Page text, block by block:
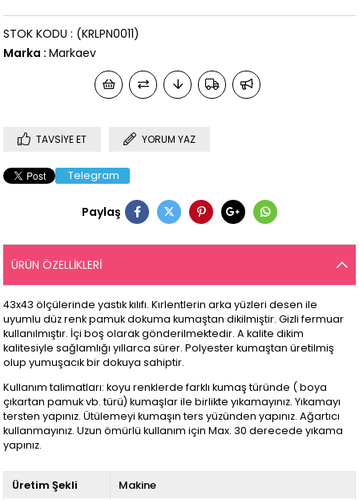
(KRLPN0011)
STOK KODU
Marka : Markaev
TAVSIYE ET YORUM YAZ
Telegram
Paylaş
ÜRÜN ÖZELLIKLERI
43x43 ölçülerinde yastık kılıfı. Kırlentlerin arka yüzleri desen ile
uyumlu düz renk pamuk dokuma kumaştan dikilmiştir. Gizli fermuar
kullanılmıştır. İçi boş olarak gönderilmektedir. A kalite dikim
kalitesiyle sağlamlığı yıllarca sürer. Polyester kumaştan üretilmiş
olup yumuşacık bir dokuya sahiptir.
Kullanım talimatları: koyu renklerde farklı kumaş türünde ( boya
çıkartan pamuk vb. türü) kumaşlar ile birlikte yıkamayınız. Yıkamayı
tersten yapınız. Ütülemeyi kumaşın ters yüzünden yapınız. Ağartıcı
kullanmayınız. Uzun ömürlü kullanım için Max. 30 derecede yıkama
yapınız.
Üretim Şekli
Makine